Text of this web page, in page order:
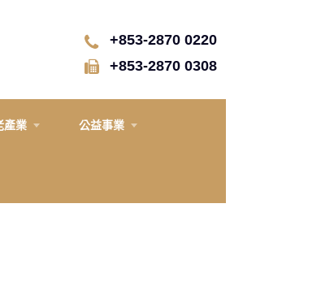
+853-2870 0220
+853-2870 0308
產業 公益事業